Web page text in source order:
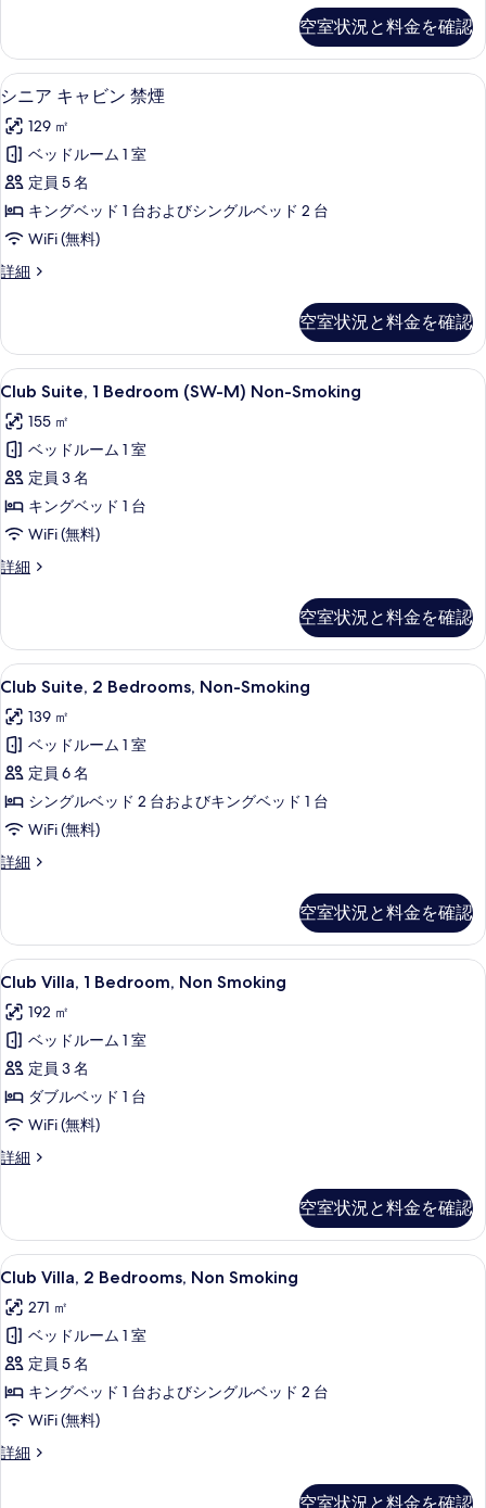
示
す
る
べ
て
の
写
真
を
表
示
す
詳
細
の
す
べ
て
の
写
真
を
表
る
ル
ー
ム
煙
の
細
空室状況と料金を確認
シ
ニ
ア
キ
ャ
ビ
ン
禁
の
す
べ
て
の
写
真
を
表
る
シニア キャビン 禁煙 | 高級寝具、羽
8
シニア キャビン 禁煙
129 ㎡
ベッドルーム 1 室
定員 5 名
キングベッド 1 台およびシングルベッド 2 台
WiFi (無料)
詳細
シ
ャ
ビ
ン
煙
の
細
空室状況と料金を確認
Club
Suite,
1
Bedroom
(SW-
M)
Non-
Smoking
の
べ
て
の
写
真
を
表
示
す
Club Suite, 1 Bedroom (SW-M)
8
Club Suite, 1 Bedroom (SW-M) Non-Smoking
155 ㎡
ベッドルーム 1 室
定員 3 名
キングベッド 1 台
WiFi (無料)
詳細
Club
(SW-
M)
Non-
の
詳
空室状況と料金を確認
Club
Suite,
2
Bedrooms,
Non-
Smoking
の
す
の
写
真
を
表
示
す
る
Club Suite, 2 Bedrooms, Non-
6
Club Suite, 2 Bedrooms, Non-Smoking
139 ㎡
ベッドルーム 1 室
定員 6 名
シングルベッド 2 台およびキングベッド 1 台
WiFi (無料)
詳細
Club
Non-
Smoking
の
細
空室状況と料金を確認
Club
Villa,
1
Bedroom,
Non
Smoking
の
す
の
写
真
を
表
示
す
る
Club Villa, 1 Bedroom, Non
8
Club Villa, 1 Bedroom, Non Smoking
192 ㎡
ベッドルーム 1 室
定員 3 名
ダブルベッド 1 台
WiFi (無料)
詳細
Club
Non
Smoking
の
細
空室状況と料金を確認
Club
Villa,
2
Bedrooms,
Non
Smoking
の
す
Club Villa, 2 Bedrooms, Non
7
Club Villa, 2 Bedrooms, Non Smoking
271 ㎡
ベッドルーム 1 室
定員 5 名
キングベッド 1 台およびシングルベッド 2 台
WiFi (無料)
詳細
Club
空室状況と料金を確認